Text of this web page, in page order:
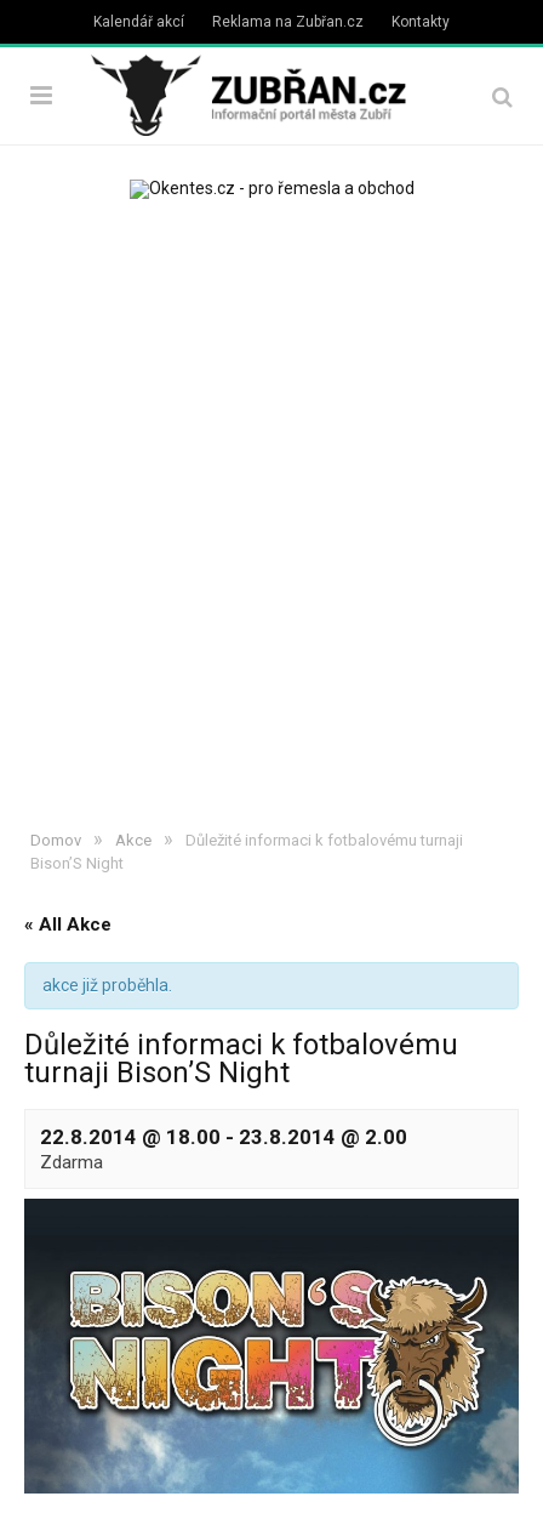
Kalendář akcí Reklama na Zubřan.cz Kontakty
Domov » Akce »
Důležité informaci k fotbalovému turnaji
Bison’S Night
« All Akce
akce již proběhla.
Důležité informaci k fotbalovému
turnaji Bison’S Night
22.8.2014 @ 18.00 - 23.8.2014 @ 2.00
Zdarma